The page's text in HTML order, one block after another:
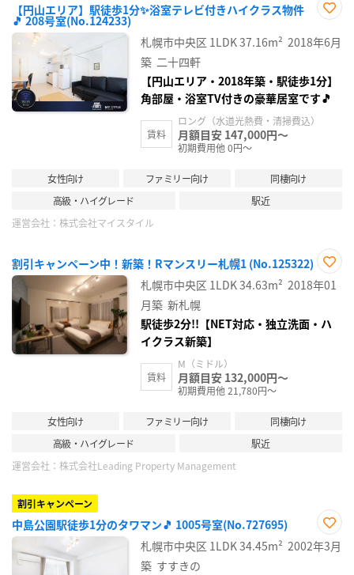
【円山エリア】駅徒歩1分✨浴室テレビ付きハイクラス物件
🎵 208号室(No.124233)
に入
り登
札幌市中央区 1LDK37.16m² 2018年6月
築 二十四軒
【円山エリア・2018年築・駅徒歩1分】
角部屋・浴室TV付きの豪華居室です🎵
賃料
ロング（水道光熱費・清掃費込）
月額目安 147,000円～
初期費用他 0円～
女性向け ファミリー向け
同棲向け
高級・ハイグレード
駅近
運営会社： 株式会社マイスタイル
割引キャンペーン中！新築！Rマンスリー札幌1 (No.125322)
お気
に入
札幌市中央区 1LDK34.63m² 2018年01
月築 新札幌
駅徒歩2分!!【NET対応・独立洗面・ハ
イクラス新築】
賃料
M（ミドル）
月額目安 132,000円～
初期費用他 21,780円～
女性向け ファミリー向け
同棲向け
高級・ハイグレード
駅近
運営会社： 株式会社Leading Property Management
割引キャンペーン
中島公園駅徒歩1分のタワマン🎵 1005号室(No.727695)
お気
に入
札幌市中央区 1LDK34.45m² 2002年3月
築 すすきの